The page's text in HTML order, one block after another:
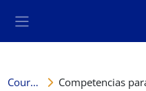
Courses